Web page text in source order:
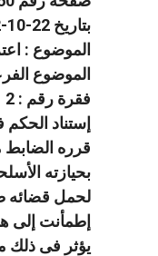
بتاريخ 22-10-1962
الموضوع :
الموضوع
فقرة رقم : 2
إستناد الحكم
قرره
بحيازته
لحمل قضائه
إطمأنت إلى
يؤثر فى ذلك